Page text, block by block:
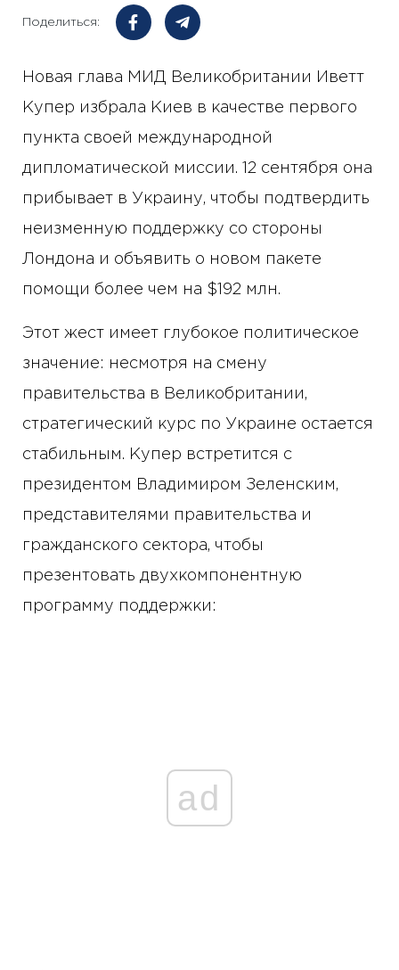
Поделиться:
Новая глава МИД Великобритании Иветт
Купер избрала Киев в качестве первого
пункта своей международной
дипломатической миссии. 12 сентября она
прибывает в Украину, чтобы подтвердить
неизменную поддержку со стороны
Лондона и объявить о новом пакете
помощи более чем на $192 млн.
Этот жест имеет глубокое политическое
значение: несмотря на смену
правительства в Великобритании,
стратегический курс по Украине остается
стабильным. Купер встретится с
президентом Владимиром Зеленским,
представителями правительства и
гражданского сектора, чтобы
презентовать двухкомпонентную
программу поддержки:
ad